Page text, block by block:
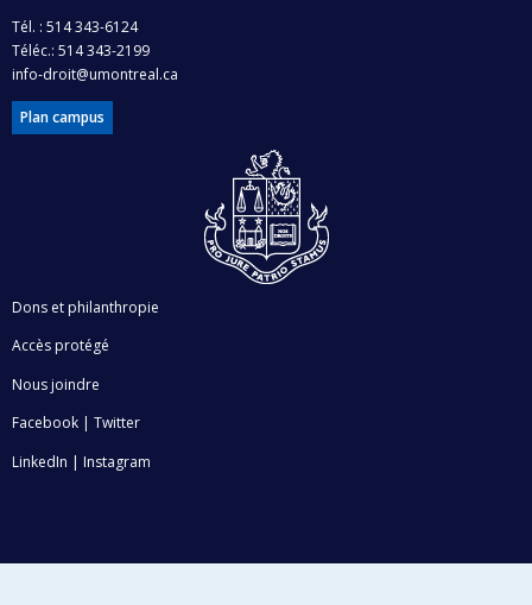
Tél. : 514 343-6124
Téléc.: 514 343-2199
info-droit@umontreal.ca
Plan campus
Dons et philanthropie
Accès protégé
Nous joindre
Facebook | Twitter
LinkedIn | Instagram